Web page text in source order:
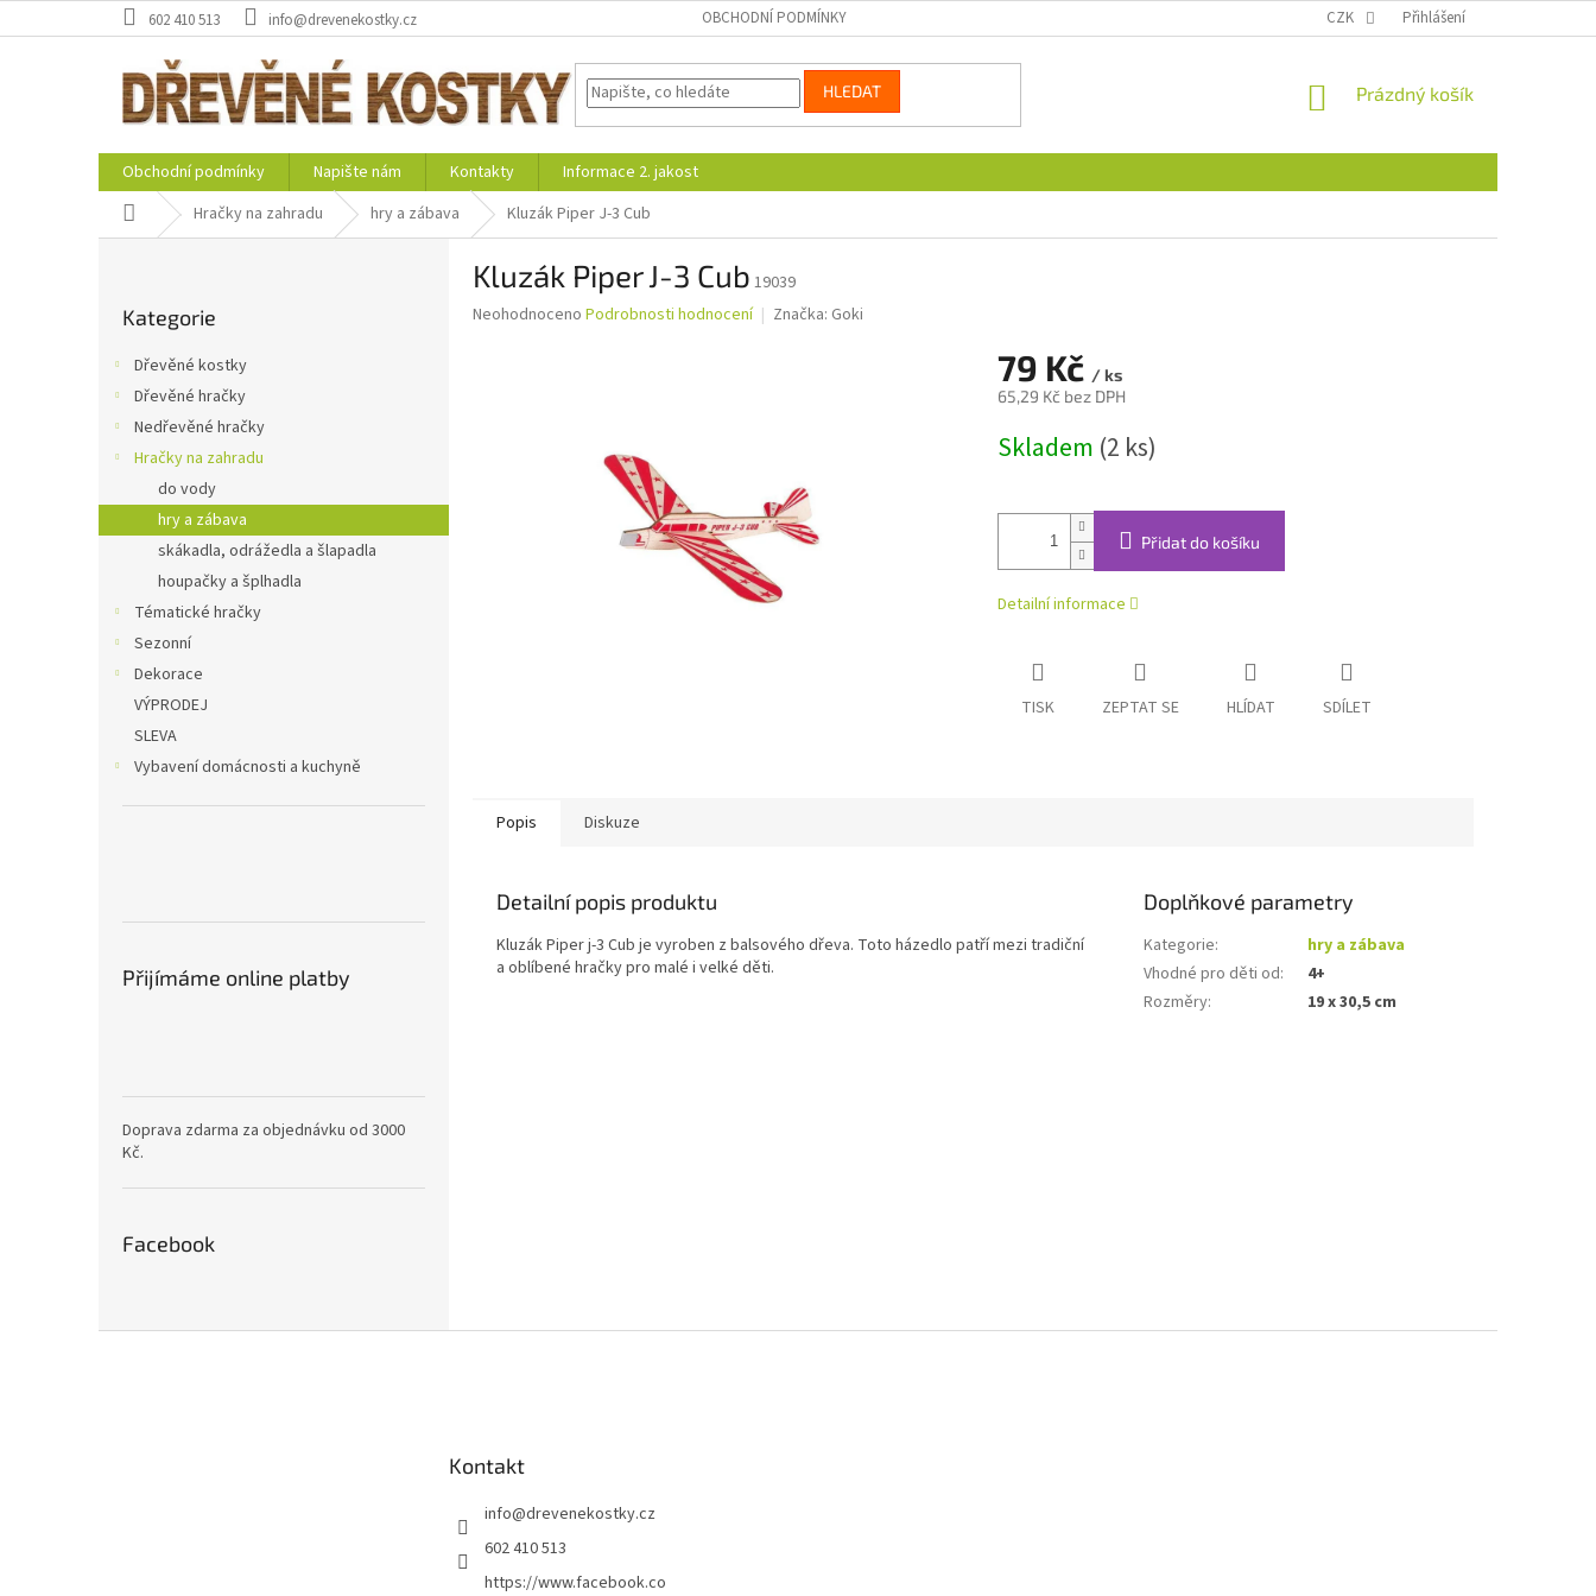
na
602 410 513 info@drevenekostky.cz OBCHODNÍ PODMÍNKY CZK Přihlášení
HLEDAT
NÁKUPNÍ
Prázdný košík
Obchodní podmínky Napište nám Kontakty
Informace 2. jakost
Domů Hračky na zahradu hry a zábava Kluzák Piper J-3 Cub
a
n
kategorie
Kategorie
Dřevěné kostky
Dřevěné hračky
Nedřevěné hračky
Hračky na zahradu
do vody
hry a zábava
skákadla, odrážedla a šlapadla
houpačky a šplhadla
Tématické hračky
Sezonní
Dekorace
VÝPRODEJ
SLEVA
Vybavení domácnosti a kuchyně
Přijímáme online platby
Doprava zdarma za objednávku od 3000
Kč.
Facebook
Kluzák Piper J-3 Cub 19039
Průměrné
Neohodnoceno Podrobnosti hodnocení Značka: Goki
79 Kč / ks
65,29 Kč bez DPH
cena:
Skladem (2 ks)
Přidat do košíku
Detailní informace
TISK ZEPTAT SE HLÍDAT SDÍLET
Popis Diskuze
Detailní popis produktu
Kluzák Piper j-3 Cub je vyroben z balsového dřeva. Toto házedlo patří mezi tradiční
a oblíbené hračky pro malé i velké děti.
Doplňkové parametry
Kategorie:
hry a zábava
Vhodné pro děti od:
4+
Rozměry: 19 x 30,5 cm
Kontakt
info@drevenekostky.cz
602 410 513
https://www.facebook.co